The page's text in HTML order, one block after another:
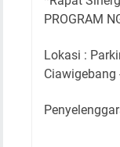
PROGRAM
Lokasi :
Ciawigebang